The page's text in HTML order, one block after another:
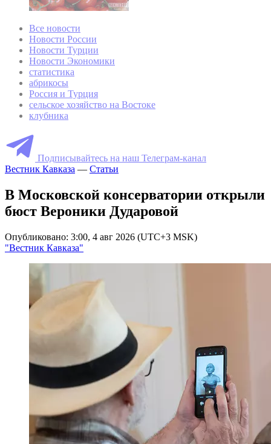
Все новости
Новости России
Новости Турции
Новости Экономики
статистика
абрикосы
Россия и Турция
сельское хозяйство на Востоке
клубника
Подписывайтесь на наш Телеграм-канал
Вестник Кавказа — Статьи
В Московской консерватории открыли
бюст Вероники Дударовой
Опубликовано: 3:00, 4 авг 2026 (UTC+3 MSK)
"Вестник Кавказа"